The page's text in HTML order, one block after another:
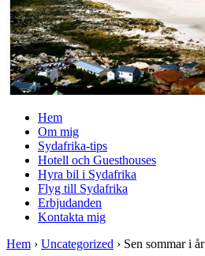
Hem
Om mig
Sydafrika-tips
Hotell och Guesthouses
Hyra bil i Sydafrika
Flyg till Sydafrika
Erbjudanden
Kontakta mig
Hem › Uncategorized › Sen sommar i år